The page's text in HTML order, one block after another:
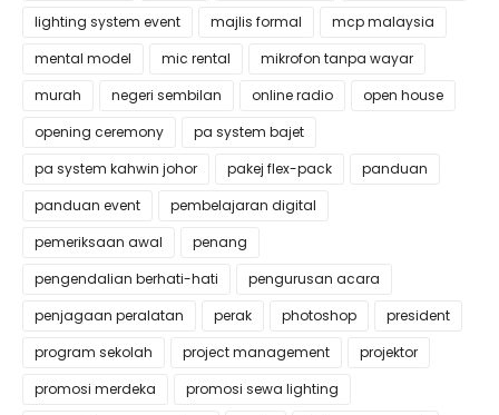
lighting system event
majlis formal
mcp malaysia
mental model
mic rental
mikrofon tanpa wayar
murah
negeri sembilan online radio
open house
opening ceremony
pa system bajet
pa system kahwin johor
pakej flex-pack
panduan
panduan event
pembelajaran digital
pemeriksaan awal
penang
pengendalian berhati-hati
pengurusan acara
penjagaan peralatan
perak photoshop
president
program sekolah
project management
projektor
promosi merdeka
promosi sewa lighting